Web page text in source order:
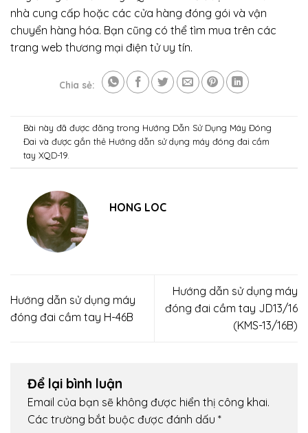
nhà cung cấp hoặc các cửa hàng đóng gói và vận
chuyển hàng hóa. Bạn cũng có thể tìm mua trên các
trang web thương mại điện tử uy tín.
Chia sẻ:
Bài này đã được đăng trong Hướng Dẫn Sử Dụng Máy Đóng
Đai và được gắn thẻ Hướng dẫn sử dụng máy đóng đai cầm
tay XQD-19.
HONG LOC
Hướng dẫn sử dụng máy
đóng đai cầm tay H-46B
Hướng dẫn sử dụng máy
đóng đai cầm tay JD13/16
(KMS-13/16B)
Để lại bình luận
Email của bạn sẽ không được hiển thị công khai.
Các trường bắt buộc được đánh dấu *